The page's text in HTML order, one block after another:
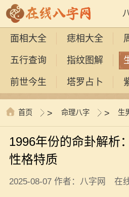
面相大全 痣相大全
五行查询 指纹图解
前世今生 塔罗占卜
首页 > 命理八字 > 生
1996年份的命卦解析
性格特质
2025-08-07 作者：八字网 在